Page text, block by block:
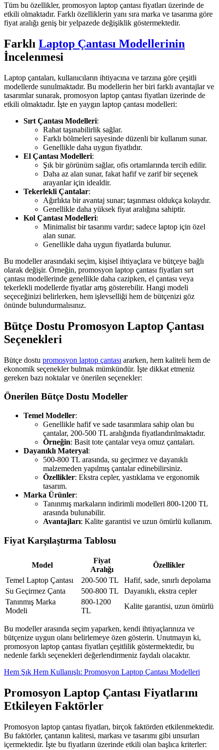
Tüm bu özellikler, promosyon laptop çantası fiyatları üzerinde de
etkili olmaktadır. Farklı özelliklerin yanı sıra marka ve tasarıma göre
fiyat aralığı geniş bir yelpazede değişiklik göstermektedir.
Farklı Laptop Çantası Modellerinin
İncelenmesi
Laptop çantaları, kullanıcıların ihtiyacına ve tarzına göre çeşitli
modellerde sunulmaktadır. Bu modellerin her biri farklı avantajlar ve
tasarımlar sunarak, promosyon laptop çantası fiyatları üzerinde de
etkili olmaktadır. İşte en yaygın laptop çantası modelleri:
Sırt Çantası Modelleri:
Rahat taşınabilirlik sağlar.
Farklı bölmeleri sayesinde düzenli bir kullanım sunar.
Genellikle daha uygun fiyatlıdır.
El Çantası Modelleri:
Şık bir görünüm sağlar, ofis ortamlarında tercih edilir.
Daha az alan sunar, fakat hafif ve zarif bir seçenek
arayanlar için idealdir.
Tekerlekli Çantalar:
Ağırlıkta bir avantaj sunar; taşınması oldukça kolaydır.
Genellikle daha yüksek fiyat aralığına sahiptir.
Kol Çantası Modelleri:
Minimalist bir tasarımı vardır; sadece laptop için özel
alan sunar.
Genellikle daha uygun fiyatlarda bulunur.
Bu modeller arasındaki seçim, kişisel ihtiyaçlara ve bütçeye bağlı
olarak değişir. Örneğin, promosyon laptop çantası fiyatları sırt
çantası modellerinde genellikle daha cazipken, el çantası veya
tekerlekli modellerde fiyatlar artış gösterebilir. Hangi modeli
seçeceğinizi belirlerken, hem işlevselliği hem de bütçenizi göz
önünde bulundurmalısınız.
Bütçe Dostu Promosyon Laptop Çantası
Seçenekleri
Bütçe dostu promosyon laptop çantası ararken, hem kaliteli hem de
ekonomik seçenekler bulmak mümkündür. İşte dikkat etmeniz
gereken bazı noktalar ve önerilen seçenekler:
Önerilen Bütçe Dostu Modeller
Temel Modeller:
Genellikle hafif ve sade tasarımlara sahip olan bu
çantalar, 200-500 TL aralığında fiyatlandırılmaktadır.
Örneğin: Basit tote çantalar veya omuz çantaları.
Dayanıklı Materyal:
500-800 TL arasında, su geçirmez ve dayanıklı
malzemeden yapılmış çantalar edinebilirsiniz.
Özellikler: Ekstra cepler, yastıklama ve ergonomik
tasarım.
Marka Ürünler:
Tanınmış markaların indirimli modelleri 800-1200 TL
arasında bulunabilir.
Avantajları: Kalite garantisi ve uzun ömürlü kullanım.
Fiyat Karşılaştırma Tablosu
Model
Fiyat
Aralığı
Özellikler
Temel Laptop Çantası
200-500 TL
Hafif, sade, sınırlı depolama
Su Geçirmez Çanta
500-800 TL
Dayanıklı, ekstra cepler
Tanınmış Marka
Modeli
800-1200
TL
Kalite garantisi, uzun ömürlü
Bu modeller arasında seçim yaparken, kendi ihtiyaçlarınıza ve
bütçenize uygun olanı belirlemeye özen gösterin. Unutmayın ki,
promosyon laptop çantası fiyatları çeşitlilik göstermektedir, bu
nedenle farklı seçenekleri değerlendirmeniz faydalı olacaktır.
Hem Şık Hem Kullanışlı: Promosyon Laptop Çantası Modelleri
Promosyon Laptop Çantası Fiyatlarını
Etkileyen Faktörler
Promosyon laptop çantası fiyatları, birçok faktörden etkilenmektedir.
Bu faktörler, çantanın kalitesi, markası ve tasarımı gibi unsurları
içermektedir. İşte bu fiyatların üzerinde etkili olan başlıca kriterler: